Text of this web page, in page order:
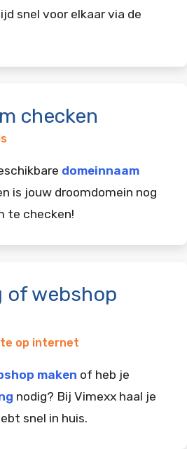
snel voor elkaar via de
checken
domeinnaam
is jouw droomdomein nog
te checken!
of webshop
op internet
maken of heb je
nodig? Bij Vimexx haal je
snel in huis.